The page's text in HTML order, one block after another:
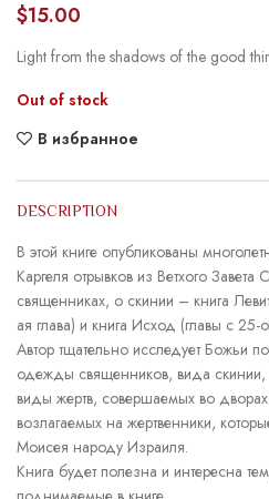
$15.00
Light from the shadows of the good
Out of stock
В избранное
DESCRIPTION
В этой книге опубликованы
Каргеля отрывков из Ветхого
священниках, о скинии – книга
ая глава) и книга Исход (главы с
Автор тщательно исследует Божьи
одежды священников, вида скинии,
виды жертв, совершаемых во
возлагаемых на жертвенники,
Моисея народу Израиля.
Книга будет полезна и интересна